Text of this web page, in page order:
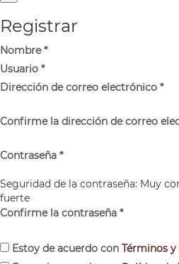
Registrar
Nombre*
Usuario *
Dirección de correo electrónico *
Confirme la dirección de correo
Contraseña *
Seguridad de la contraseña: Muy
fuerte
Confirme la contraseña *
Estoy de acuerdo con Términos